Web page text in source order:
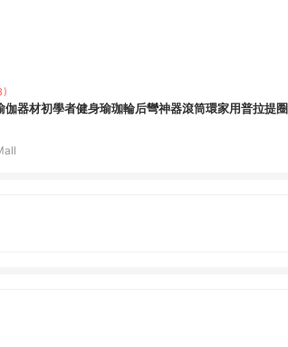
伽器材初學者健身瑜珈輪后彎神器滾筒環家用普拉提圈